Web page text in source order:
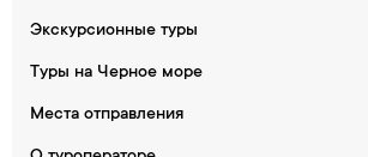
Экскурсионные туры
Туры на Черное море
Места отправления